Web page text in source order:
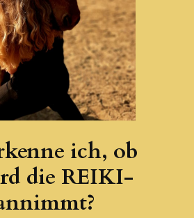
ich, ob
die REIKI-